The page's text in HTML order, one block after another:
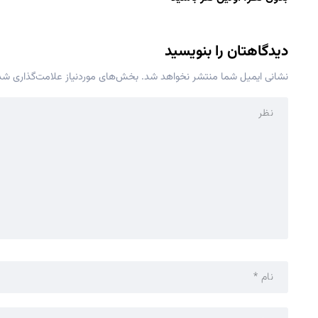
دیدگاهتان را بنویسید
نشانی ایمیل شما منتشر نخواهد شد. بخش‌های موردنیاز علامت‌گذاری